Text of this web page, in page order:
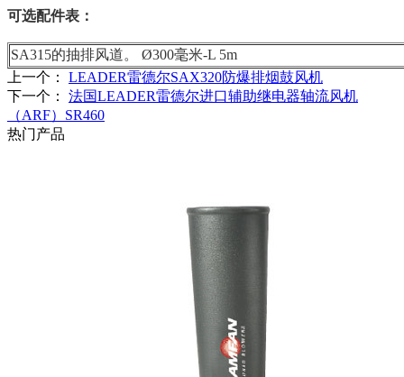
可选配件表：
SA315的抽排风道。 Ø300毫米-L 5m
上一个： LEADER雷德尔SAX320防爆排烟鼓风机
下一个： 法国LEADER雷德尔进口辅助继电器轴流风机
（ARF）SR460
热门产品